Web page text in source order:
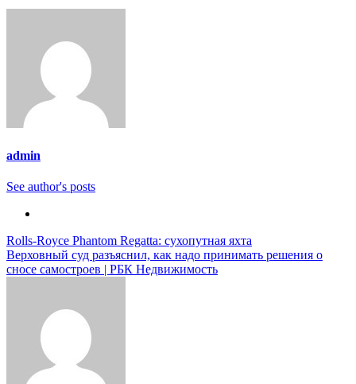
admin
See author's posts
Навигация
по
Rolls-Royce Phantom Regatta: сухопутная яхта
Верховный суд разъяснил, как надо принимать решения о
сносе самостроев | РБК Недвижимость